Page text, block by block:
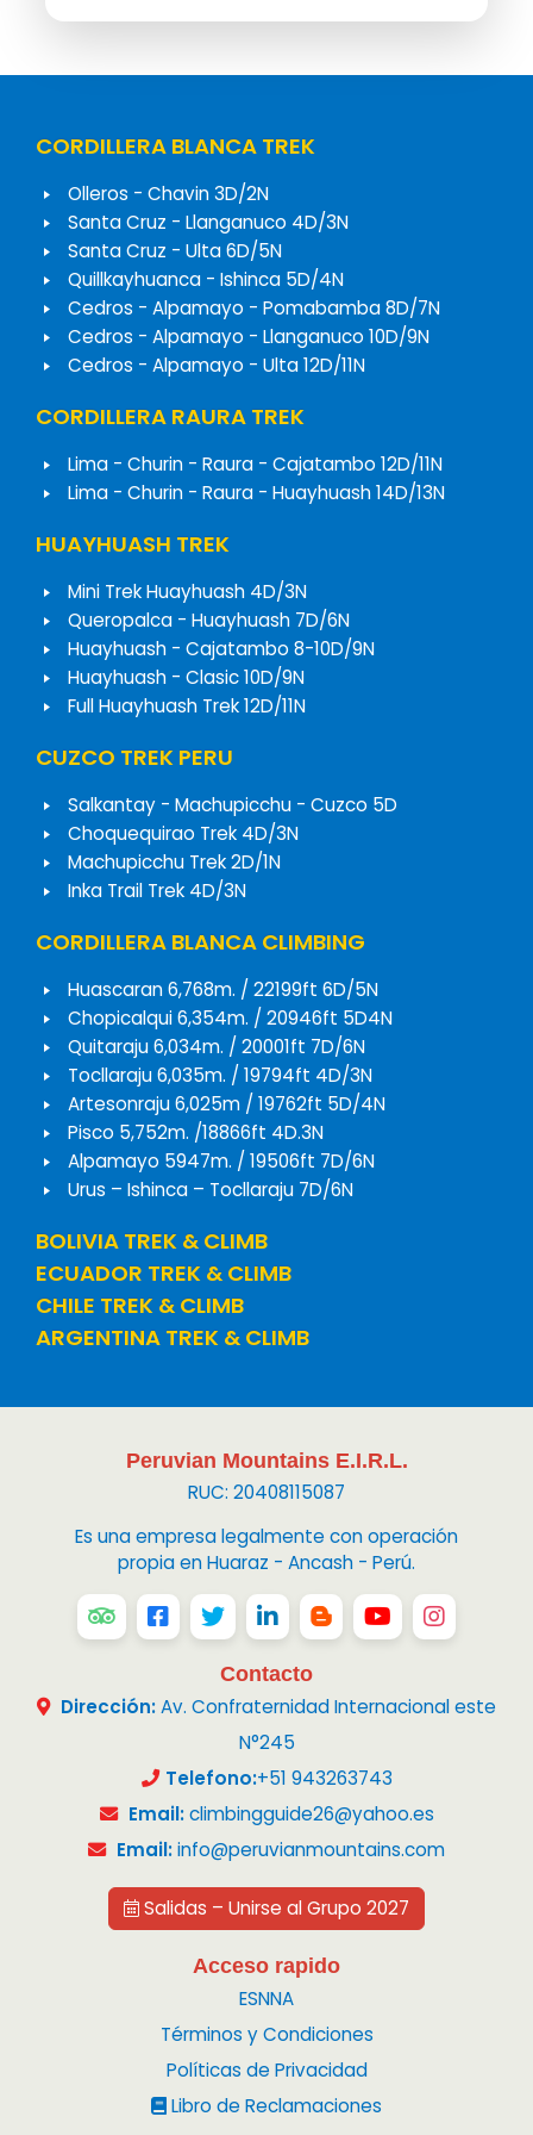
CORDILLERA BLANCA TREK
Olleros - Chavin 3D/2N
Santa Cruz - Llanganuco 4D/3N
Santa Cruz - Ulta 6D/5N
Quillkayhuanca - Ishinca 5D/4N
Cedros - Alpamayo - Pomabamba 8D/7N
Cedros - Alpamayo - Llanganuco 10D/9N
Cedros - Alpamayo - Ulta 12D/11N
CORDILLERA RAURA TREK
Lima - Churin - Raura - Cajatambo 12D/11N
Lima - Churin - Raura - Huayhuash 14D/13N
HUAYHUASH TREK
Mini Trek Huayhuash 4D/3N
Queropalca - Huayhuash 7D/6N
Huayhuash - Cajatambo 8-10D/9N
Huayhuash - Clasic 10D/9N
Full Huayhuash Trek 12D/11N
CUZCO TREK PERU
Salkantay - Machupicchu - Cuzco 5D
Choquequirao Trek 4D/3N
Machupicchu Trek 2D/1N
Inka Trail Trek 4D/3N
CORDILLERA BLANCA CLIMBING
Huascaran 6,768m. / 22199ft 6D/5N
Chopicalqui 6,354m. / 20946ft 5D4N
Quitaraju 6,034m. / 20001ft 7D/6N
Tocllaraju 6,035m. / 19794ft 4D/3N
Artesonraju 6,025m / 19762ft 5D/4N
Pisco 5,752m. /18866ft 4D.3N
Alpamayo 5947m. / 19506ft 7D/6N
Urus – Ishinca – Tocllaraju 7D/6N
BOLIVIA TREK & CLIMB
ECUADOR TREK & CLIMB
CHILE TREK & CLIMB
ARGENTINA TREK & CLIMB
Contacto
Dirección:Av. Confraternidad Internacional este
N°245
Telefono:+51 943263743
Email: climbingguide26@yahoo.es
Email:info@peruvianmountains.com
Salidas – Unirse al Grupo 2027
Acceso rapido
ESNNA
Términos y Condiciones
Políticas de Privacidad
Libro de Reclamaciones
Peruvian Mountains E.I.R.L.
RUC: 20408115087
Es una empresa legalmente con operación
propia en Huaraz - Ancash - Perú.